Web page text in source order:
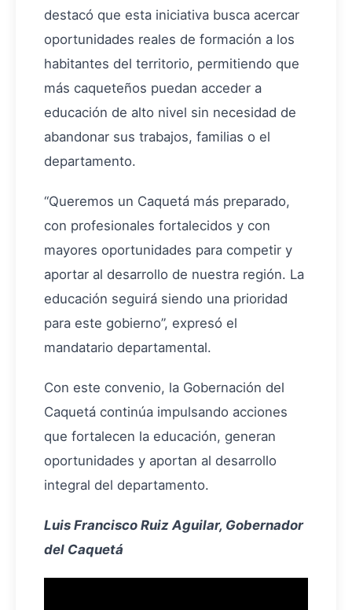
destacó que esta iniciativa busca acercar
oportunidades reales de formación a los
habitantes del territorio, permitiendo que
más caqueteños puedan acceder a
educación de alto nivel sin necesidad de
abandonar sus trabajos, familias o el
departamento.
“Queremos un Caquetá más preparado,
con profesionales fortalecidos y con
mayores oportunidades para competir y
aportar al desarrollo de nuestra región. La
educación seguirá siendo una prioridad
para este gobierno”, expresó el
mandatario departamental.
Con este convenio, la Gobernación del
Caquetá continúa impulsando acciones
que fortalecen la educación, generan
oportunidades y aportan al desarrollo
integral del departamento.
Luis Francisco Ruiz Aguilar, Gobernador
del Caquetá